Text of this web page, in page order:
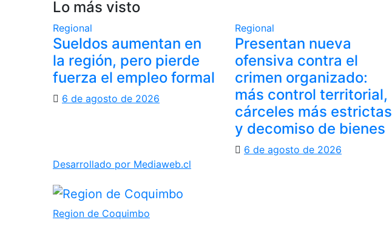
Lo más visto
Regional
Sueldos aumentan en
la región, pero pierde
fuerza el empleo formal
6 de agosto de 2026
Regional
Presentan nueva
ofensiva contra el
crimen organizado:
más control territorial,
cárceles más estrictas
y decomiso de bienes
6 de agosto de 2026
Desarrollado por Mediaweb.cl
Region de Coquimbo